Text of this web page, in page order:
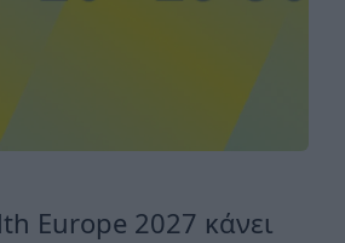
Europe 2027 κάνει